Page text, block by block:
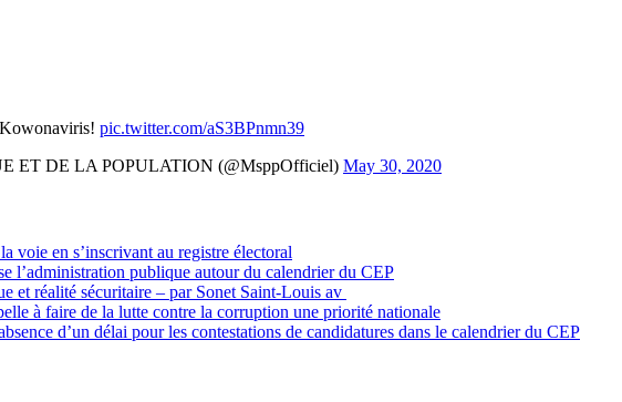
pic.twitter.com/aS3BPnmn39
ET DE LA POPULATION (@MsppOfficiel) May 30, 2020
voie en s’inscrivant au registre électoral
l’administration publique autour du calendrier du CEP
et réalité sécuritaire – par Sonet Saint-Louis av
à faire de la lutte contre la corruption une priorité nationale
d’un délai pour les contestations de candidatures dans le calendrier du CEP